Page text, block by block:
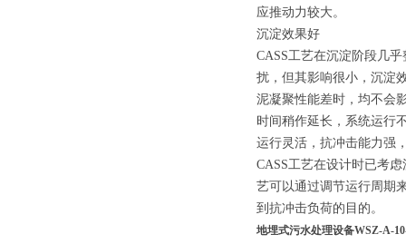
应推动力较大。
沉淀效果好
CASS工艺在沉淀阶段几
扰，但其影响很小，沉淀
泥凝聚性能差时，均不会
时间稍作延长，系统运行
运行灵活，抗冲击能力强
CASS工艺在设计时已考
艺可以通过调节运行周期
到抗冲击负荷的目的。
地埋式污水处理设备WSZ-A-10